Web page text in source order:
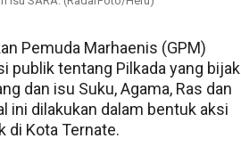
Pemuda Marhaenis (GPM)
publik tentang Pilkada yang bijak
dan isu Suku, Agama, Ras dan
ini dilakukan dalam bentuk aksi
di Kota Ternate.